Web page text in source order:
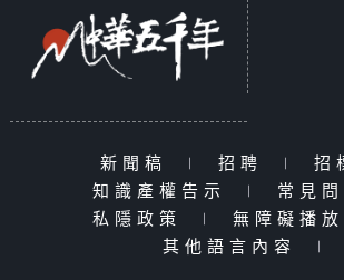
新聞稿 | 招聘 | 招
知識產權告示
| 常見
私隱政策
| 無障礙播
其他語言內容
|